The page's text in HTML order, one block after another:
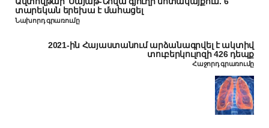
տարեկան երեխա է մահացել
Նախորդ գրառումը
2021-ին Հայաստանում արձանագրվել է ակտիվ
տուբերկուլոզի 426 դեպք
Հաջորդ գրառումը